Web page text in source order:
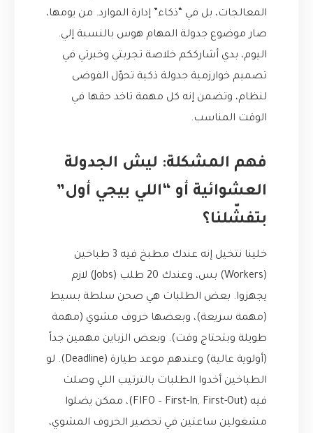
المعالجات، بل في “ذكاء” إدارة الموارد. من يومها،
صار موضوع جدولة المهام هوس بالنسبة إلي.
اليوم، بدي أشارككم خلاصة تجربتي وخبرتي في
تصميم خوارزمية جدولة ذكية تحوّل الفوضى
لنظام، وتضمن إنه كل مهمة تاخد حقها في
الوقت المناسب.
فهم المشكلة: ليش الجدولة
العشوائية أو “اللي بيجي أول”
بتفشّلنا؟
خلينا نتخيل إنه عندك مطبخ فيه 3 طباخين
(Workers) بس، وعندك 20 طلب (Jobs) لازم
يجهزوا. بعض الطلبات هي صحن سلطة بسيط
(مهمة سريعة)، وبعضها خروف مشوي (مهمة
طويلة وبتحتاج وقت). وبعض الزباين مهمين جداً
(أولوية عالية) وعندهم موعد طيارة (Deadline). لو
الطباخين أخدوا الطلبات بالترتيب اللي وصلت
فيه (FIFO – First-In, First-Out)، ممكن يضلوا
مشغولين ساعتين في تحضير الخروف المشوي،